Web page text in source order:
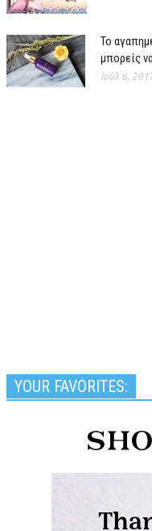
Το
μπορείς
Ιούλ 6,
YOUR FAVORITES: